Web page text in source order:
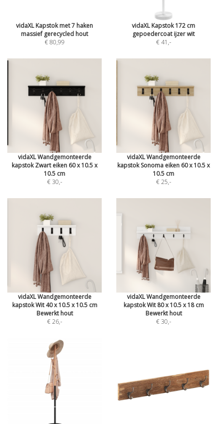
vidaXL Kapstok met 7 haken
massief gerecycled hout
€ 80,99
vidaXL Kapstok 172 cm
gepoedercoat ijzer wit
€ 41 ,-
vidaXL Wandgemonteerde
kapstok Zwart eiken 60 x 10.5 x
10.5 cm
€ 30,-
vidaXL Wandgemonteerde
kapstok Sonoma eiken 60 x 10.5 x
10.5 cm
€ 25,-
vidaXL Wandgemonteerde
kapstok Wit 40 x 10.5 x 10.5 cm
Bewerkt hout
€ 26,-
vidaXL Wandgemonteerde
kapstok Wit 80 x 10.5 x 18 cm
Bewerkt hout
€ 30,-